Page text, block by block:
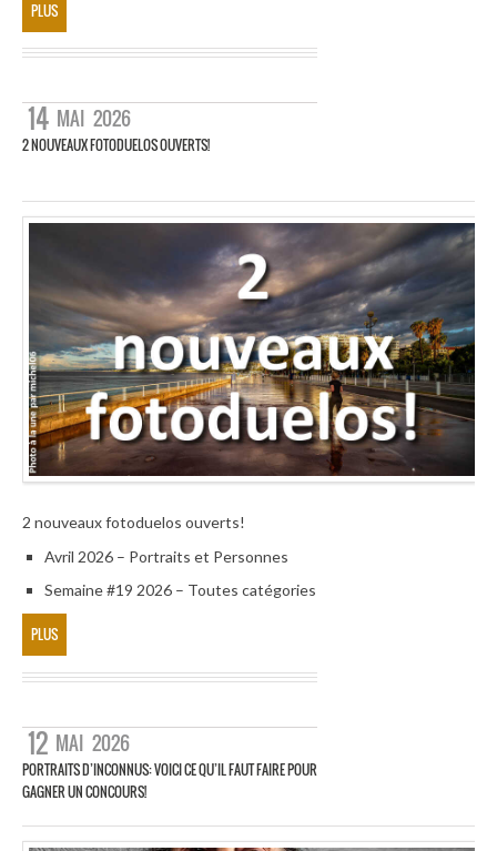
PLUS
14 MAI 2026
2 NOUVEAUX FOTODUELOS OUVERTS!
2 nouveaux fotoduelos ouverts!
Avril 2026 – Portraits et Personnes
Semaine #19 2026 – Toutes catégories
PLUS
12 MAI 2026
PORTRAITS D’INCONNUS: VOICI CE QU’IL FAUT FAIRE POUR
GAGNER UN CONCOURS!